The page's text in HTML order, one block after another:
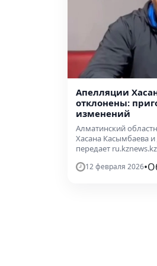
Апелляции
отклонены:
изменений
Алматинский
Хасана Касымбаева
передает
12 февраля 2026•